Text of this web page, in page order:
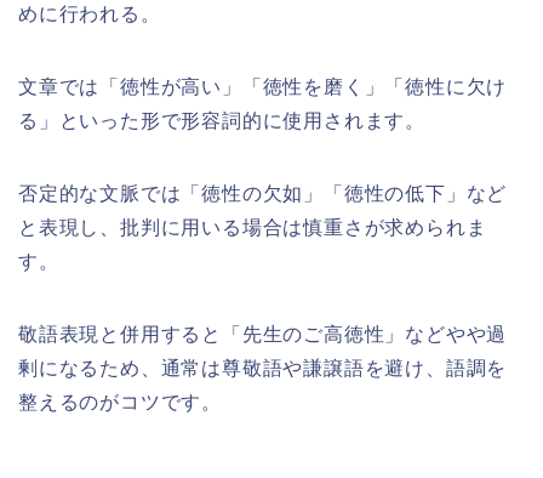
めに行われる。
文章では「徳性が高い」「徳性を磨く」「徳性に欠け
る」といった形で形容詞的に使用されます。
否定的な文脈では「徳性の欠如」「徳性の低下」など
と表現し、批判に用いる場合は慎重さが求められま
す。
敬語表現と併用すると「先生のご高徳性」などやや過
剰になるため、通常は尊敬語や謙譲語を避け、語調を
整えるのがコツです。